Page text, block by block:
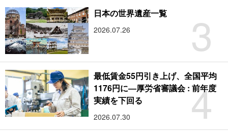
3
日本の世界遺産一覧
2026.07.26
4
最低賃金55円引き上げ、全国平均
1176円に―厚労省審議会 : 前年度
実績を下回る
2026.07.30